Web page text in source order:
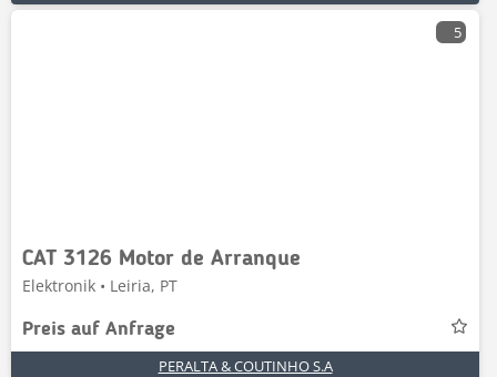
5
CAT 3126 Motor de Arranque
Elektronik • Leiria, PT
Preis auf Anfrage
PERALTA & COUTINHO S.A